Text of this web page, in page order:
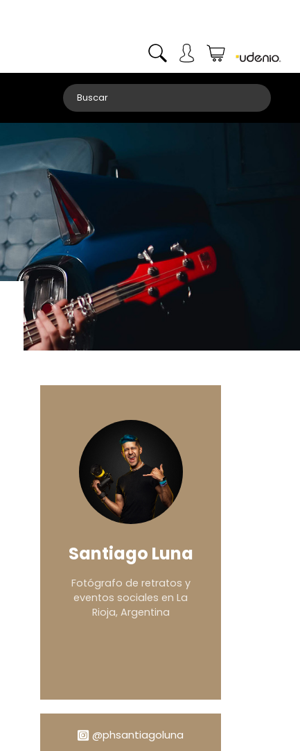
Santiago Luna
Fotógrafo de retratos y
eventos sociales en La
Rioja, Argentina
@phsantiagoluna